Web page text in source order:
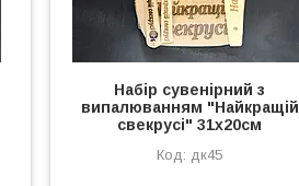
Набір сувенірний з
випалюванням "Найкращій
свекрусі" 31х20см
дк45